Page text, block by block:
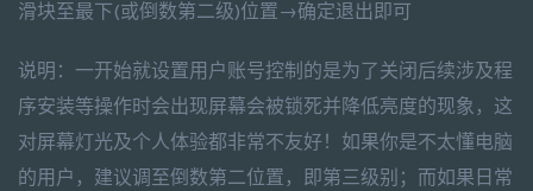
滑块至最下(或倒数第二级)位置→确定退出即可
说明：一开始就设置用户账号控制的是为了关闭后续涉及程
序安装等操作时会出现屏幕会被锁死并降低亮度的现象，这
对屏幕灯光及个人体验都非常不友好！如果你是不太懂电脑
的用户，建议调至倒数第二位置，即第三级别；而如果日常